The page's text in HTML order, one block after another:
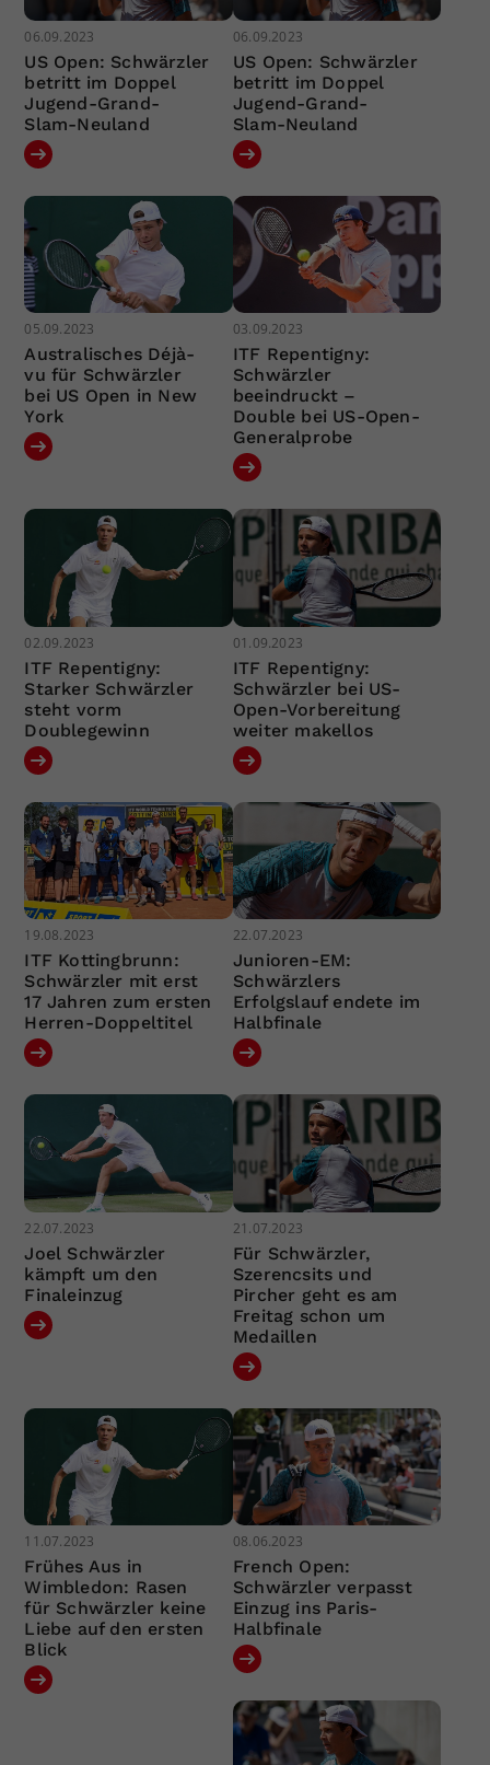
06.09.2023
US Open: Schwärzler
betritt im Doppel
Jugend-Grand-
Slam-Neuland
06.09.2023
US Open: Schwärzler
betritt im Doppel
Jugend-Grand-
Slam-Neuland
05.09.2023
Australisches Déjà-
vu für Schwärzler
bei US Open in New
York
03.09.2023
ITF Repentigny:
Schwärzler
beeindruckt –
Double bei US-Open-
Generalprobe
02.09.2023
ITF Repentigny:
Starker Schwärzler
steht vorm
Doublegewinn
01.09.2023
ITF Repentigny:
Schwärzler bei US-
Open-Vorbereitung
weiter makellos
19.08.2023
ITF Kottingbrunn:
Schwärzler mit erst
17 Jahren zum ersten
Herren-Doppeltitel
22.07.2023
Junioren-EM:
Schwärzlers
Erfolgslauf endete im
Halbfinale
22.07.2023
Joel Schwärzler
kämpft um den
Finaleinzug
21.07.2023
Für Schwärzler,
Szerencsits und
Pircher geht es am
Freitag schon um
Medaillen
11.07.2023
Frühes Aus in
Wimbledon: Rasen
für Schwärzler keine
Liebe auf den ersten
Blick
08.06.2023
French Open:
Schwärzler verpasst
Einzug ins Paris-
Halbfinale